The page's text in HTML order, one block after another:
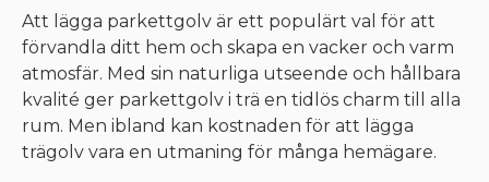
Att lägga parkettgolv är ett populärt val för att
förvandla ditt hem och skapa en vacker och varm
atmosfär. Med sin naturliga utseende och hållbara
kvalité ger parkettgolv i trä en tidlös charm till alla
rum. Men ibland kan kostnaden för att lägga
trägolv vara en utmaning för många hemägare.